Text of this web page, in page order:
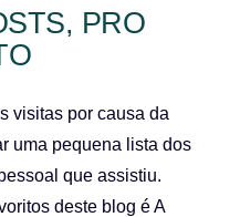
PRO
visitas por causa da
uma pequena lista dos
que assistiu.
deste blog é A